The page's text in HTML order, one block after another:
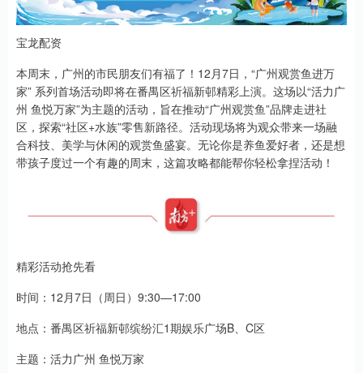
宝龙配资
本周末，广州的市民朋友们有福了！12月7日，“广州观赏鱼进万
家” 系列首场活动即将在番禺区祈福新邨精彩上演。这场以“活力广
州 鱼悦万家”为主题的活动，旨在推动“广州观赏鱼”品牌走进社
区，探索“社区+水族”零售新路径。活动现场将为观众带来一场融
合科技、美学与休闲的观赏鱼盛宴。无论你是养鱼爱好者，还是想
带孩子度过一个有趣的周末，这篇攻略都能帮你轻松拿捏活动！
精彩活动抢先看
时间：12月7日（周日）9:30—17:00
地点：番禺区祈福新邨缤纷汇1期娱乐广场B、C区
主题：活力广州 鱼悦万家